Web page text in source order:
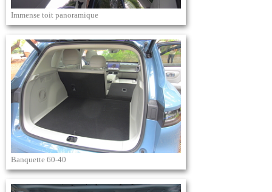
Immense toit panoramique
Banquette 60-40